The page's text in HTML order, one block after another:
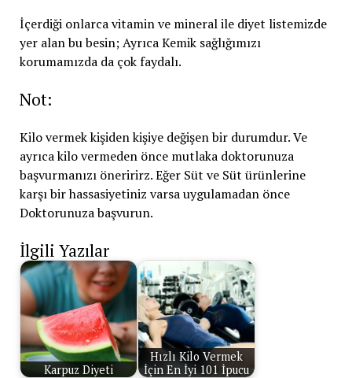
İçerdiği onlarca vitamin ve mineral ile diyet listemizde
yer alan bu besin; Ayrıca Kemik sağlığımızı
korumamızda da çok faydalı.
Not:
Kilo vermek kişiden kişiye değişen bir durumdur. Ve
ayrıca kilo vermeden önce mutlaka doktorunuza
başvurmanızı öneririrz. Eğer Süt ve Süt ürünlerine
karşı bir hassasiyetiniz varsa uygulamadan önce
Doktorunuza başvurun.
İlgili Yazılar
Karpuz Diyeti
Hızlı Kilo Vermek
İçin En İyi 101 İpucu